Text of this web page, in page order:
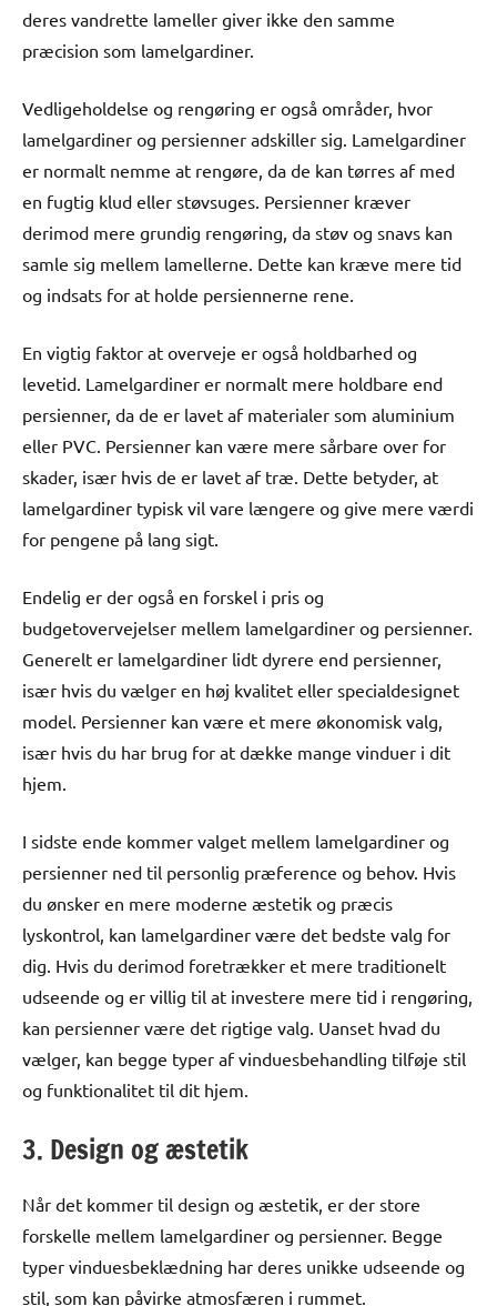
deres vandrette lameller giver ikke den samme
præcision som lamelgardiner.
Vedligeholdelse og rengøring er også områder, hvor
lamelgardiner og persienner adskiller sig. Lamelgardiner
er normalt nemme at rengøre, da de kan tørres af med
en fugtig klud eller støvsuges. Persienner kræver
derimod mere grundig rengøring, da støv og snavs kan
samle sig mellem lamellerne. Dette kan kræve mere tid
og indsats for at holde persiennerne rene.
En vigtig faktor at overveje er også holdbarhed og
levetid. Lamelgardiner er normalt mere holdbare end
persienner, da de er lavet af materialer som aluminium
eller PVC. Persienner kan være mere sårbare over for
skader, især hvis de er lavet af træ. Dette betyder, at
lamelgardiner typisk vil vare længere og give mere værdi
for pengene på lang sigt.
Endelig er der også en forskel i pris og
budgetovervejelser mellem lamelgardiner og persienner.
Generelt er lamelgardiner lidt dyrere end persienner,
især hvis du vælger en høj kvalitet eller specialdesignet
model. Persienner kan være et mere økonomisk valg,
især hvis du har brug for at dække mange vinduer i dit
hjem.
I sidste ende kommer valget mellem lamelgardiner og
persienner ned til personlig præference og behov. Hvis
du ønsker en mere moderne æstetik og præcis
lyskontrol, kan lamelgardiner være det bedste valg for
dig. Hvis du derimod foretrækker et mere traditionelt
udseende og er villig til at investere mere tid i rengøring,
kan persienner være det rigtige valg. Uanset hvad du
vælger, kan begge typer af vinduesbehandling tilføje stil
og funktionalitet til dit hjem.
3. Design og æstetik
Når det kommer til design og æstetik, er der store
forskelle mellem lamelgardiner og persienner. Begge
typer vinduesbeklædning har deres unikke udseende og
stil, som kan påvirke atmosfæren i rummet.